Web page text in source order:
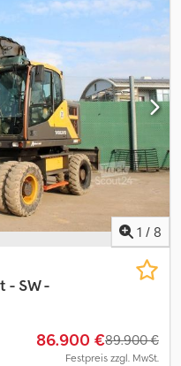
1 / 8
- SW -
86.900 €89.900 €
Festpreis zzgl. MwSt.